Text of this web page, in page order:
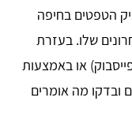
הטפטים בחיפה
שלו. בעזרת
או באמצעות
ובדקו מה אומרים